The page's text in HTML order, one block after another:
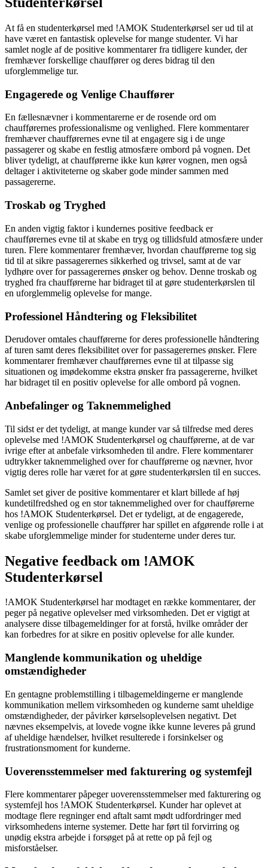
At få en studenterkørsel med !AMOK Studenterkørsel ser ud til at
have været en fantastisk oplevelse for mange studenter. Vi har
samlet nogle af de positive kommentarer fra tidligere kunder, der
fremhæver forskellige chauffører og deres bidrag til den
uforglemmelige tur.
Engagerede og Venlige Chauffører
En fællesnævner i kommentarerne er de rosende ord om
chaufførernes professionalisme og venlighed. Flere kommentarer
fremhæver chaufførernes evne til at engagere sig i de unge
passagerer og skabe en festlig atmosfære ombord på vognen. Det
bliver tydeligt, at chaufførerne ikke kun kører vognen, men også
deltager i aktiviteterne og skaber gode minder sammen med
passagererne.
Troskab og Tryghed
En anden vigtig faktor i kundernes positive feedback er
chaufførernes evne til at skabe en tryg og tillidsfuld atmosfære under
turen. Flere kommentarer fremhæver, hvordan chaufførerne tog sig
tid til at sikre passagerernes sikkerhed og trivsel, samt at de var
lydhøre over for passagerernes ønsker og behov. Denne troskab og
tryghed fra chaufførerne har bidraget til at gøre studenterkørslen til
en uforglemmelig oplevelse for mange.
Professionel Håndtering og Fleksibilitet
Derudover omtales chaufførerne for deres professionelle håndtering
af turen samt deres fleksibilitet over for passagerernes ønsker. Flere
kommentarer fremhæver chaufførernes evne til at tilpasse sig
situationen og imødekomme ekstra ønsker fra passagererne, hvilket
har bidraget til en positiv oplevelse for alle ombord på vognen.
Anbefalinger og Taknemmelighed
Til sidst er det tydeligt, at mange kunder var så tilfredse med deres
oplevelse med !AMOK Studenterkørsel og chaufførerne, at de var
ivrige efter at anbefale virksomheden til andre. Flere kommentarer
udtrykker taknemmelighed over for chaufførerne og nævner, hvor
vigtig deres rolle har været for at gøre studenterkørslen til en succes.
Samlet set giver de positive kommentarer et klart billede af høj
kundetilfredshed og en stor taknemmelighed over for chaufførerne
hos !AMOK Studenterkørsel. Det er tydeligt, at de engagerede,
venlige og professionelle chauffører har spillet en afgørende rolle i at
skabe uforglemmelige minder for studenterne under deres tur.
Negative feedback om !AMOK
Studenterkørsel
!AMOK Studenterkørsel har modtaget en række kommentarer, der
peger på negative oplevelser med virksomheden. Det er vigtigt at
analysere disse tilbagemeldinger for at forstå, hvilke områder der
kan forbedres for at sikre en positiv oplevelse for alle kunder.
Manglende kommunikation og uheldige
omstændigheder
En gentagne problemstilling i tilbagemeldingerne er manglende
kommunikation mellem virksomheden og kunderne samt uheldige
omstændigheder, der påvirker kørselsoplevelsen negativt. Det
nævnes eksempelvis, at lovede vogne ikke kunne leveres på grund
af uheldige hændelser, hvilket resulterede i forsinkelser og
frustrationsmoment for kunderne.
Uoverensstemmelser med fakturering og systemfejl
Flere kommentarer påpeger uoverensstemmelser med fakturering og
systemfejl hos !AMOK Studenterkørsel. Kunder har oplevet at
modtage flere regninger end aftalt samt mødt udfordringer med
virksomhedens interne systemer. Dette har ført til forvirring og
unødig ekstra arbejde i forsøget på at rette op på fejl og
misforståelser.